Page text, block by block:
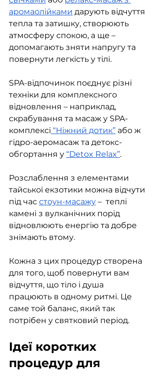
аромаолійками дарують відчуття
тепла та затишку, створюють
атмосферу спокою, а ще –
допомагають зняти напругу та
повернути легкість у тілі.
SPA-відпочинок поєднує різні
техніки для комплексного
відновлення – наприклад,
скрабування та масаж у SPA-
комплексі “Ніжний дотик” або ж
гідро-аеромасаж та детокс-
обгортання у “Detox Relax”.
Розслаблення з елементами
тайської екзотики можна відчути
під час стоун-масажу –  теплі
камені з вулканічних порід
відновлюють енергію та добре
знімають втому.
Кожна з цих процедур створена
для того, щоб повернути вам
відчуття, що тіло і душа
працюють в одному ритмі. Це
саме той баланс, який так
потрібен у святковий період.
Ідеї коротких
процедур для